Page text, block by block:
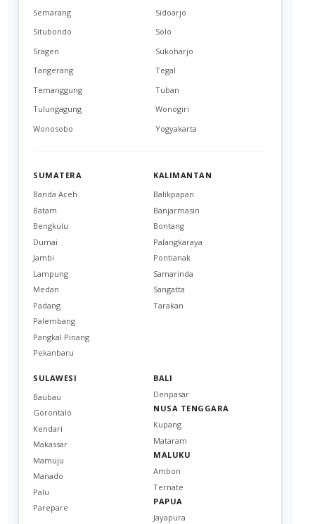
Semarang
Sidoarjo
Situbondo
Solo
Sragen
Sukoharjo
Tangerang
Tegal
Temanggung
Tuban
Tulungagung
Wonogiri
Wonosobo
Yogyakarta
SUMATERA
Banda Aceh
Batam
Bengkulu
Dumai
Jambi
Lampung
Medan
Padang
Palembang
Pangkal Pinang
Pekanbaru
KALIMANTAN
Balikpapan
Banjarmasin
Bontang
Palangkaraya
Pontianak
Samarinda
Sangatta
Tarakan
SULAWESI
Baubau
Gorontalo
Kendari
Makassar
Mamuju
Manado
Palu
Parepare
BALI
Denpasar
NUSA TENGGARA
Kupang
Mataram
MALUKU
Ambon
Ternate
PAPUA
Jayapura